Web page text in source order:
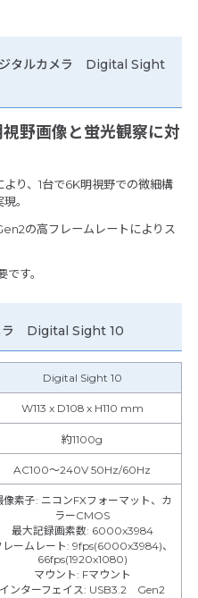
ジタルカメラ Digital Sight
野画像と蛍光観察に対
り、1台で6K明視野での微細構
。
の高フレームレートによりス
す。
ラ Digital Sight 10
Digital Sight 10
W113 x D108 x H110 mm
約1100g
AC100～240V 50Hz/60Hz
像素子: ニコンFXフォーマット、カ
ラーCMOS
最大記録画素数: 6000x3984
レームレート: 9fps(6000x3984)、
66fps(1920x1080)
マウント: Fマウント
インターフェイス: USB3.2 Gen2